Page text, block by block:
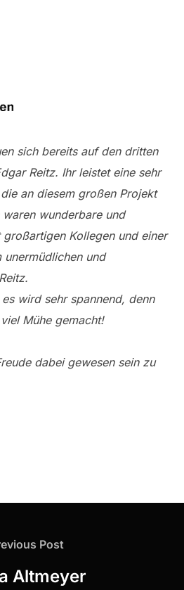
sich bereits auf den dritten
Reitz. Ihr leistet eine sehr
an diesem großen Projekt
wunderbare und
Kollegen und einer
unermüdlichen und
wird sehr spannend, denn
Mühe gemacht!
dabei gewesen sein zu
Previous
Post
Altmeyer